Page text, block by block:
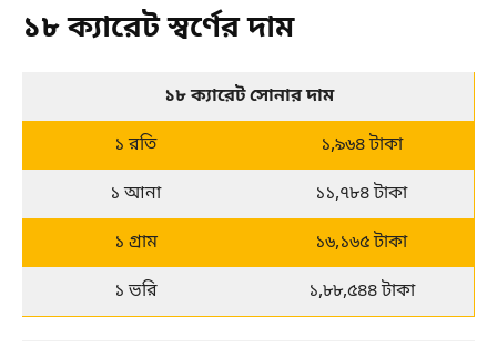
১৮ ক্যারেট স্বর্ণের দাম
১৮ ক্যারেট সোনার দাম
১ রতি
১,৯৬৪ টাকা
১ আনা
১১,৭৮৪ টাকা
১ গ্রাম
১৬,১৬৫ টাকা
১ ভরি
১,৮৮,৫৪৪ টাকা